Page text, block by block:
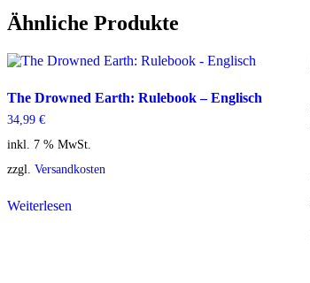
Ähnliche Produkte
The Drowned Earth: Rulebook – Englisch
34,99 €
inkl. 7 % MwSt.
zzgl. Versandkosten
Weiterlesen